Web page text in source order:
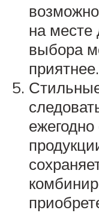
на месте
выбора
приятнее.
ежегодно